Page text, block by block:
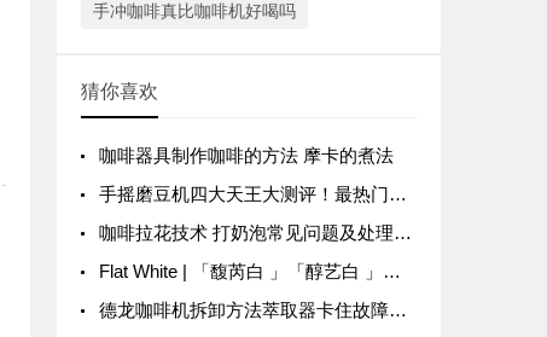
手冲咖啡真比咖啡机好喝吗
猜你喜欢
咖啡器具制作咖啡的方法 摩卡的煮法
手摇磨豆机四大天王大测评！最热门的四款咖啡手磨研磨性能对比
咖啡拉花技术 打奶泡常见问题及处理方法
Flat White | 「馥芮白 」「醇艺白 」「澳瑞白」的区别？
德龙咖啡机拆卸方法萃取器卡住故障灯图解